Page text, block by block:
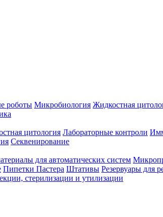
роботы Микробиология Жидкостная
цитология Лабораторные контроли
Секвенирование
для автоматических систем
Пипетки Пастера Штативы Резервуары для
стерилизации и утилизации